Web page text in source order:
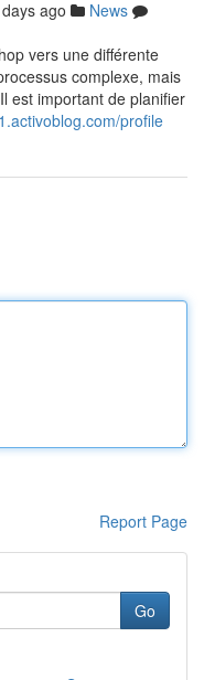
ago
News
vers une différente
complexe, mais
est important de planifier
profile
Report Page
Go